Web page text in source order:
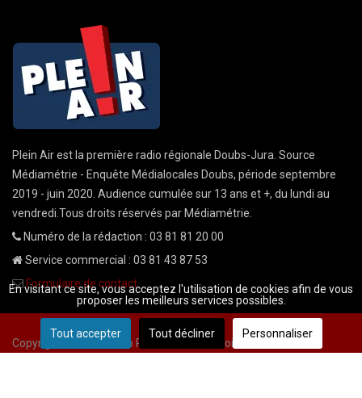
Plein Air est la première radio régionale Doubs-Jura. Source
Médiamétrie - Enquête Médialocales Doubs, période septembre
2019 - juin 2020. Audience cumulée sur 13 ans et +, du lundi au
vendredi.Tous droits réservés par Médiamétrie.
Numéro de la rédaction : 03 81 81 20 00
Service commercial : 03 81 43 87 53
Formulaire de contact
Copyright © 2026 Radio Plein Air - Tous droits réservés
En visitant ce site, vous acceptez l'utilisation de cookies afin de vous
proposer les meilleurs services possibles.
Tout accepter Tout décliner Personnaliser